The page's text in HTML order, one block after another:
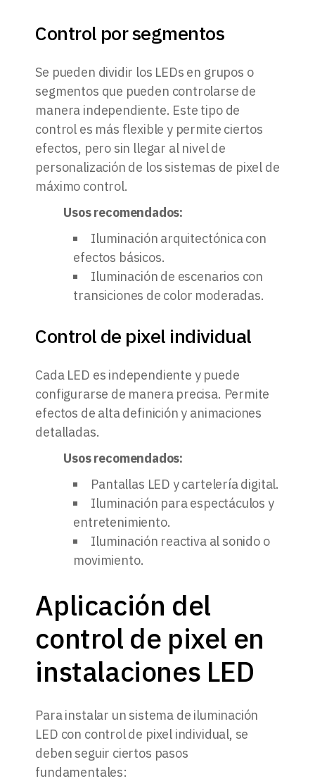
Control por segmentos
Se pueden dividir los LEDs en grupos o
segmentos que pueden controlarse de
manera independiente. Este tipo de
control es más flexible y permite ciertos
efectos, pero sin llegar al nivel de
personalización de los sistemas de pixel de
máximo control.
Usos recomendados:
Iluminación arquitectónica con
efectos básicos.
Iluminación de escenarios con
transiciones de color moderadas.
Control de pixel individual
Cada LED es independiente y puede
configurarse de manera precisa. Permite
efectos de alta definición y animaciones
detalladas.
Usos recomendados:
Pantallas LED y cartelería digital.
Iluminación para espectáculos y
entretenimiento.
Iluminación reactiva al sonido o
movimiento.
Aplicación del
control de pixel en
instalaciones LED
Para instalar un sistema de iluminación
LED con control de pixel individual, se
deben seguir ciertos pasos
fundamentales: